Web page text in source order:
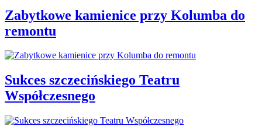
Zabytkowe kamienice przy Kolumba do
remontu
Sukces szczecińskiego Teatru
Współczesnego